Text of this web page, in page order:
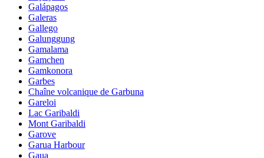
Galápagos
Galeras
Gallego
Galunggung
Gamalama
Gamchen
Gamkonora
Garbes
Chaîne volcanique de Garbuna
Gareloi
Lac Garibaldi
Mont Garibaldi
Garove
Garua Harbour
Gaua